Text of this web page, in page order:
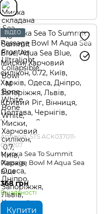
ВІДЕО
Артикул: STS ACK037011-
050207
Миска Sea To Summit
Passage Bowl M Aqua Sea
Blue
368 грн
В наявності
Купити